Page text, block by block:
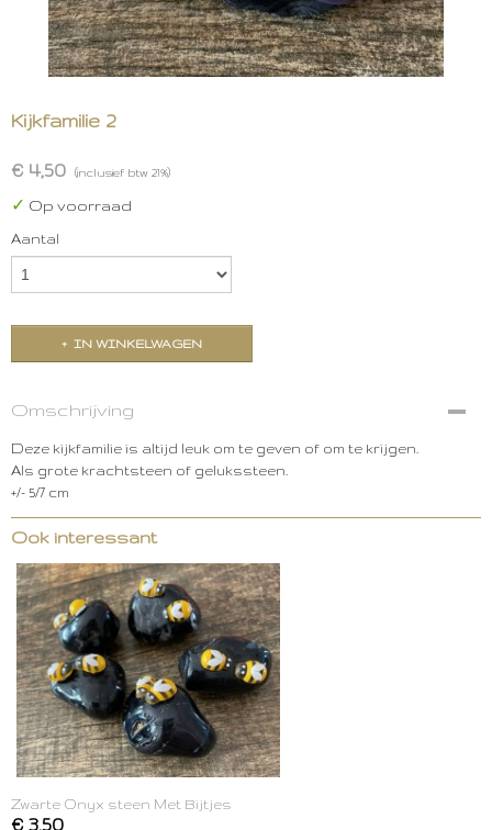
Kijkfamilie 2
€ 4,50 (inclusief btw 21%)
✓ Op voorraad
Aantal
IN WINKELWAGEN
Omschrijving
Deze kijkfamilie is altijd leuk om te geven of om te krijgen.
Als grote krachtsteen of gelukssteen.
+/- 5/7 cm
Ook interessant
Zwarte Onyx steen Met Bijtjes
€ 3,50